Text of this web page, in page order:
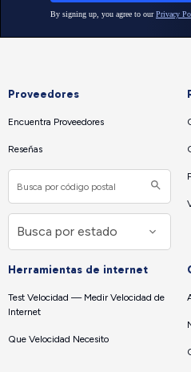
Proveedores
Encuentra Proveedores
Reseñas
Herramientas de internet
Test Velocidad — Medir Velocidad de
Internet
Que Velocidad Necesito